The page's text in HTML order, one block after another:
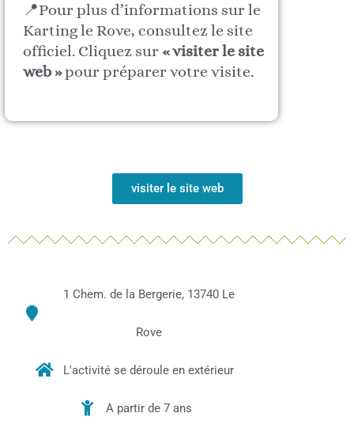
📍Pour plus d’informations sur le
Karting le Rove, consultez le site
officiel. Cliquez sur« visiter le site
web »pour préparer votre visite.
visiter le site web
1 Chem. de la Bergerie, 13740 Le
Rove
L'activité se déroule en extérieur
A partir de 7 ans